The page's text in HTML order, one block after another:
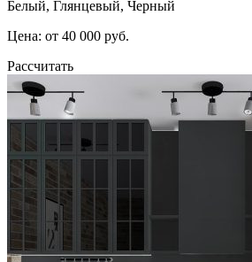
Белый, Глянцевый, Черный
Цена: от 40 000 руб.
Рассчитать